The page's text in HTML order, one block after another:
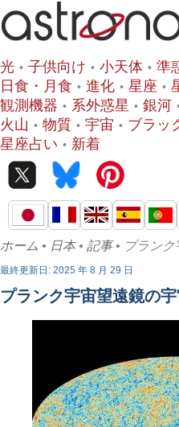
光 子供向け 小天体 準
日食・月食
進化 星座
観測機器
系外惑星 銀河
火山
物質 宇宙 ブラッ
星座占い
新着
ホーム • 日本• 記事• プランク
最終更新日: 2025 年 8 月 29 日
プランク宇宙望遠鏡の